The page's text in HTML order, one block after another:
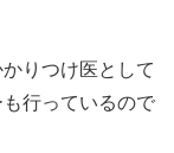
りつけ医として
行っているので